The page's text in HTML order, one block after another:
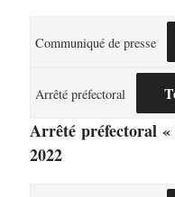
Communiqué de presse
Arrêté préfectoral
Arrêté préfectoral «
2022